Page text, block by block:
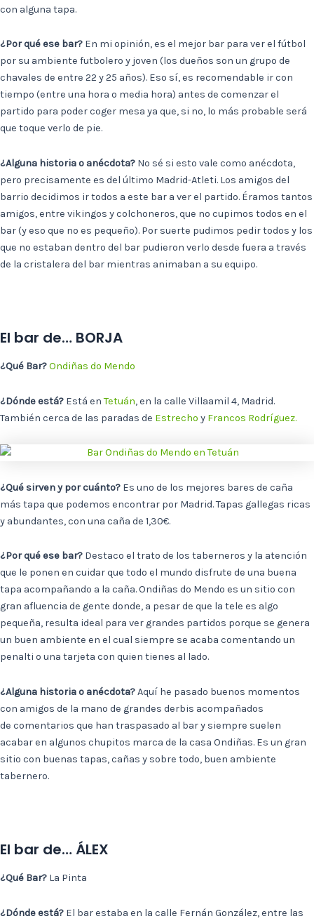
con alguna tapa.
¿Por qué ese bar? En mi opinión, es el mejor bar para ver el fútbol
por su ambiente futbolero y joven (los dueños son un grupo de
chavales de entre 22 y 25 años). Eso sí, es recomendable ir con
tiempo (entre una hora o media hora) antes de comenzar el
partido para poder coger mesa ya que, si no, lo más probable será
que toque verlo de pie.
¿Alguna historia o anécdota? No sé si esto vale como anécdota,
pero precisamente es del último Madrid-Atleti. Los amigos del
barrio decidimos ir todos a este bar a ver el partido. Éramos tantos
amigos, entre vikingos y colchoneros, que no cupimos todos en el
bar (y eso que no es pequeño). Por suerte pudimos pedir todos y los
que no estaban dentro del bar pudieron verlo desde fuera a través
de la cristalera del bar mientras animaban a su equipo.
El bar de… BORJA
¿Qué Bar?Ondiñas do Mendo
¿Dónde está? Está enTetuán, en la calle Villaamil 4, Madrid.
También cerca de las paradas de Estrecho y Francos Rodríguez.
¿Qué sirven y por cuánto? Es uno de los mejores bares de caña
más tapa que podemos encontrar por Madrid. Tapas gallegas ricas
y abundantes, con una caña de 1,30€.
¿Por qué ese bar? Destaco el trato de los taberneros y la atención
que le ponen en cuidar que todo el mundo disfrute de una buena
tapa acompañando a la caña. Ondiñas do Mendo es un sitio con
gran afluencia de gente donde, a pesar de que la tele es algo
pequeña, resulta ideal para ver grandes partidos porque se genera
un buen ambiente en el cual siempre se acaba comentando un
penalti o una tarjeta con quien tienes al lado.
¿Alguna historia o anécdota?Aquí he pasado buenos momentos
con amigos de la mano de grandes derbis acompañados
de comentarios que han traspasado al bar y siempre suelen
acabar en algunos chupitos marca de la casa Ondiñas. Es un gran
sitio con buenas tapas, cañas y sobre todo, buen ambiente
tabernero.
El bar de… ÁLEX
¿Qué Bar? La Pinta
¿Dónde está? El bar estaba en la calle Fernán González, entre las